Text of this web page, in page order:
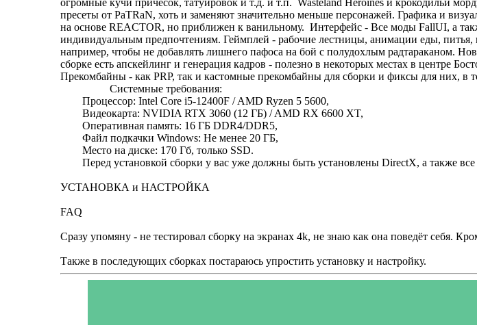
огромные кучи причесок, татуировок и т.д. и т.п. Wasteland Heroines и крокодильи
пресеты от PaTRaN, хоть и заменяют значительно меньше персонажей. Графика и
на основе REACTOR, но приближен к ванильному. Интерфейс - Все моды FallUI, а
индивидуальным предпочтениям. Геймплей - рабочие лестницы, анимации еды, питья,
например, чтобы не добавлять лишнего пафоса на бой с полудохлым радтараканом.
сборке есть апскейлинг и генерация кадров - полезно в некоторых местах в центре
Прекомбайны - как PRP, так и кастомные прекомбайны для сборки и фиксы для них, в
Системные требования:
Процессор: Intel Core i5‑12400F / AMD Ryzen 5 5600,
Видеокарта: NVIDIA RTX 3060 (12 ГБ) / AMD RX 6600 XT,
Оперативная память: 16 ГБ DDR4/DDR5,
Файл подкачки Windows: Не менее 20 ГБ,
Место на диске: 170 Гб, только SSD.
Перед установкой сборки у вас уже должны быть установлены DirectX, а также все
УСТАНОВКА и НАСТРОЙКА
FAQ
Сразу упомяну - не тестировал сборку на экранах 4k, не знаю как она поведёт себя.
Также в последующих сборках постараюсь упростить установку и настройку.